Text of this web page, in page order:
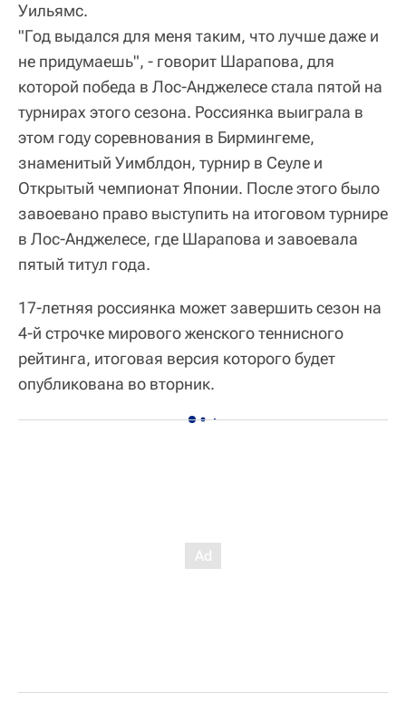
Уильямс.
"Год выдался для меня таким, что лучше даже и
не придумаешь", - говорит Шарапова, для
которой победа в Лос-Анджелесе стала пятой на
турнирах этого сезона. Россиянка выиграла в
этом году соревнования в Бирмингеме,
знаменитый Уимблдон, турнир в Сеуле и
Открытый чемпионат Японии. После этого было
завоевано право выступить на итоговом турнире
в Лос-Анджелесе, где Шарапова и завоевала
пятый титул года.
17-летняя россиянка может завершить сезон на
4-й строчке мирового женского теннисного
рейтинга, итоговая версия которого будет
опубликована во вторник.